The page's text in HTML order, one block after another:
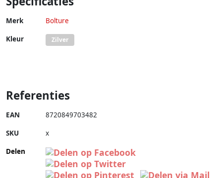
Merk Bolture
Kleur Zilver
Referenties
EAN 8720849703482
SKU x
Delen